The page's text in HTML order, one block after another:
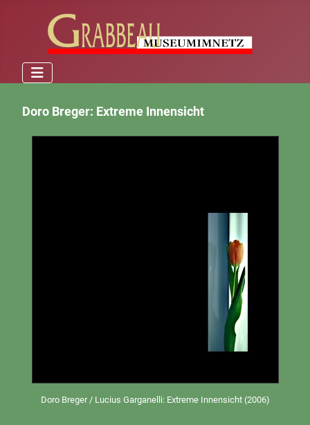
Doro Breger: Extreme Innensicht
Doro Breger / Lucius Garganelli: Extreme Innensicht (2006)